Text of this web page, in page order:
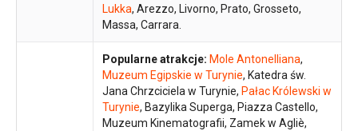
Lukka, Arezzo, Livorno, Prato, Grosseto,
Massa, Carrara.
Popularne atrakcje: Mole Antonelliana,
Muzeum Egipskie w Turynie, Katedra św.
Jana Chrzciciela w Turynie, Pałac Królewski w
Turynie, Bazylika Superga, Piazza Castello,
Muzeum Kinematografii, Zamek w Agliè,